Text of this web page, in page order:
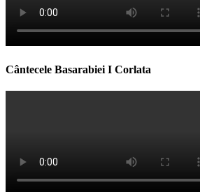
Cântecele Basarabiei I Corlata